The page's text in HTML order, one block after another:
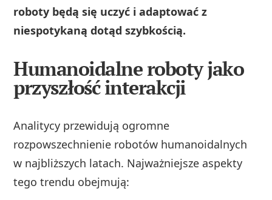
roboty będą się uczyć i adaptować z
niespotykaną dotąd szybkością.
Humanoidalne roboty jako
przyszłość interakcji
Analitycy przewidują ogromne
rozpowszechnienie robotów humanoidalnych
w najbliższych latach. Najważniejsze aspekty
tego trendu obejmują: